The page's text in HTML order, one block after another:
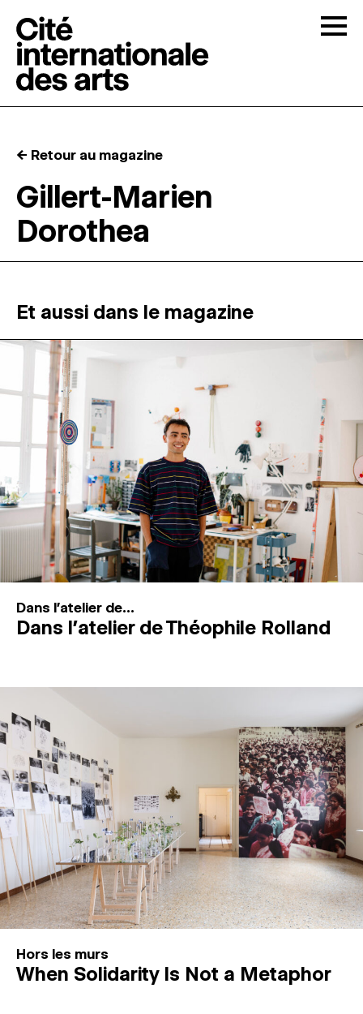
RÉSIDENCES ↓
MAGAZINE
ESPACES DE PRATIQUE ARTISTIQUE
Recherche
Connexion
↓
← Retour au magazine
Gillert-Marien
Dorothea
Et aussi dans le magazine
Dans l'atelier de...
Dans l’atelier de Théophile Rolland
Hors les murs
When Solidarity Is Not a Metaphor